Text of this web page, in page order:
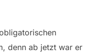
denn ab jetzt war er